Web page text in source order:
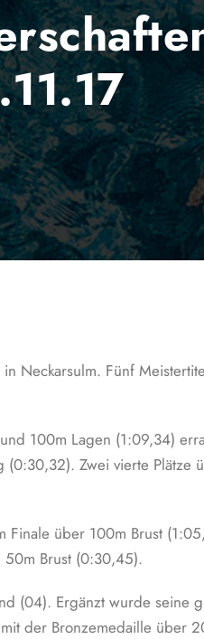
Neckarsulm. Fünf
100m Lagen (1:09,34)
Zwei vierte Plätze
über 100m Brust
Brust (0:30,45).
(04). Ergänzt wurde seine
der Bronzemedaille über